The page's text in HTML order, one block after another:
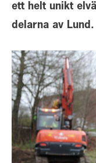
ett helt unikt
delarna av Lund.